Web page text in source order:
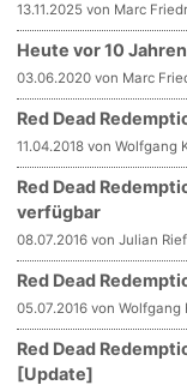
13.11.2025 von Marc
Heute vor 10
03.06.2020 von Marc
Red Dead
11.04.2018 von Wolfgang
Red Dead
verfügbar
08.07.2016 von Julian
Red Dead
05.07.2016 von Wolfgang
Red Dead
[Update]